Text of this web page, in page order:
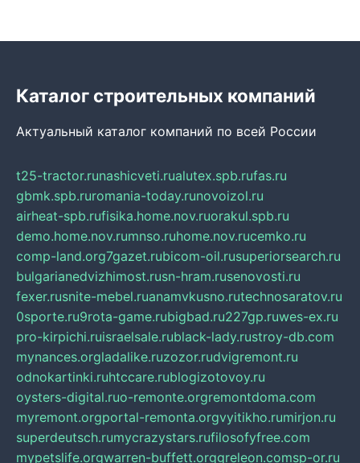
Каталог строительных компаний
Актуальный каталог компаний по всей России
t25-tractor.runashicveti.rualutex.spb.rufas.ru
gbmk.spb.ruromania-today.runovoizol.ru
airheat-spb.rufisika.home.nov.ruorakul.spb.ru
demo.home.nov.rumnso.ruhome.nov.rucemko.ru
comp-land.org7gazet.rubicom-oil.rusuperiorsearch.ru
bulgarianedvizhimost.rusn-hram.rusenovosti.ru
fexer.rusnite-mebel.ruanamvkusno.rutechnosaratov.ru
0sporte.ru9rota-game.rubigbad.ru227gp.ruwes-ex.ru
pro-kirpichi.ruisraelsale.rublack-lady.rustroy-db.com
mynances.orgladalike.ruzozor.rudvigremont.ru
odnokartinki.ruhtccare.rublogizotovoy.ru
oysters-digital.ruo-remonte.orgremontdoma.com
myremont.orgportal-remonta.orgvyitikho.rumirjon.ru
superdeutsch.rumycrazystars.rufilosofyfree.com
mypetslife.orgwarren-buffett.orggreleon.comsp-or.ru